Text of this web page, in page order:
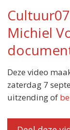
Michiel
Deze video
zaterdag 7
uitzending of